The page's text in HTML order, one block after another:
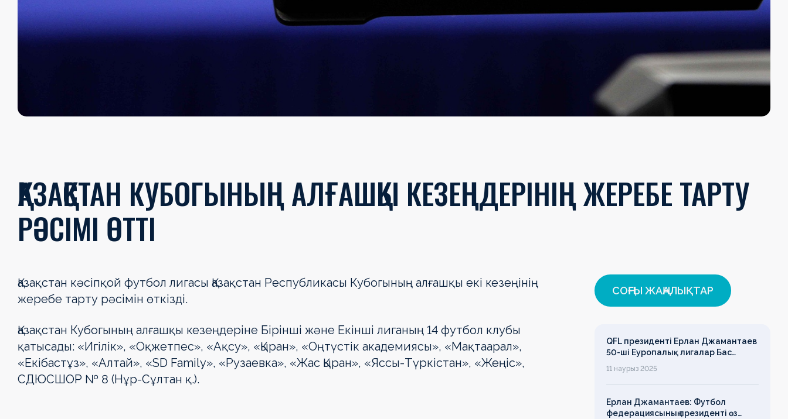
ҚАЗАҚСТАН КУБОГЫНЫҢ АЛҒАШҚЫ КЕЗЕҢДЕРІНІҢ ЖЕРЕБЕ ТАРТУ
РӘСІМІ ӨТТІ
Қазақстан кәсіпқой футбол лигасы Қазақстан Республикасы Кубогының алғашқы екі кезеңінің
жеребе тарту рәсімін өткізді.
Қазақстан Кубогының алғашқы кезеңдеріне Бірінші және Екінші лиганың 14 футбол клубы
қатысады: «Игiлiк», «Оқжетпес», «Ақсу», «Қыран», «Оңтүстік академиясы», «Мақтаарал»,
«Екібастұз», «Алтай», «SD Family», «Рузаевка», «Жас Қыран», «Яссы-Түркiстан», «Жеңіс»,
СДЮСШОР № 8 (Нұр-Сұлтан қ.).
СОҢҒЫ ЖАҢАЛЫҚТАР
QFL президенті Ерлан Джамантаев
50-ші Еуропалық лигалар Бас
11 наурыз 2025
Ерлан Джамантаев: Футбол
федерациясының президенті өз